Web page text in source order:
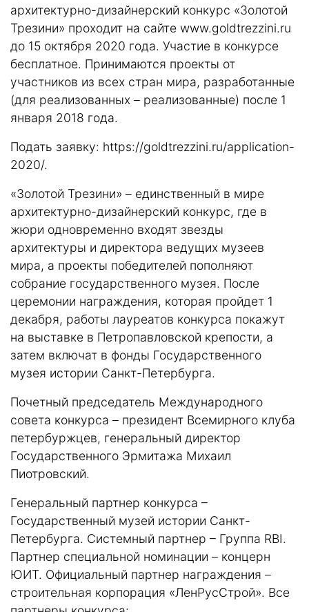
архитектурно-дизайнерский конкурс «Золотой
Трезини» проходит на сайте www.goldtrezzini.ru
до 15 октября 2020 года. Участие в конкурсе
бесплатное. Принимаются проекты от
участников из всех стран мира, разработанные
(для реализованных – реализованные) после 1
января 2018 года.
Подать заявку: https://goldtrezzini.ru/application-
2020/.
«Золотой Трезини» – единственный в мире
архитектурно-дизайнерский конкурс, где в
жюри одновременно входят звезды
архитектуры и директора ведущих музеев
мира, а проекты победителей пополняют
собрание государственного музея. После
церемонии награждения, которая пройдет 1
декабря, работы лауреатов конкурса покажут
на выставке в Петропавловской крепости, а
затем включат в фонды Государственного
музея истории Санкт-Петербурга.
Почетный председатель Международного
совета конкурса – президент Всемирного клуба
петербуржцев, генеральный директор
Государственного Эрмитажа Михаил
Пиотровский.
Генеральный партнер конкурса –
Государственный музей истории Санкт-
Петербурга. Системный партнер – Группа RBI.
Партнер специальной номинации – концерн
ЮИТ. Официальный партнер награждения –
строительная корпорация «ЛенРусСтрой». Все